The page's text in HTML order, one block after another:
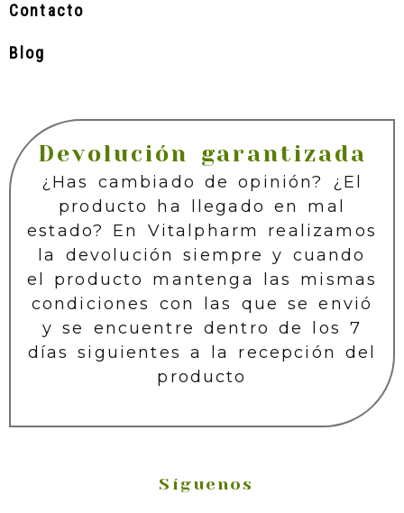
Contacto
Blog
Devolución garantizada
¿Has cambiado de opinión? ¿El
producto ha llegado en mal
estado? En Vitalpharm realizamos
la devolución siempre y cuando
el producto mantenga las mismas
condiciones con las que se envió
y se encuentre dentro de los 7
días siguientes a la recepción del
producto
Síguenos